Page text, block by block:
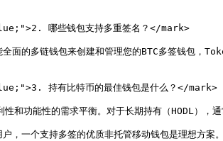
哪些钱包支持多重签名？</mark>
面的多链钱包来创建和管理您的BTC多签钱包，
持有比特币的最佳钱包是什么？</mark>
和功能性的需求平衡。对于长期持有（HODL），
，一个支持多签的优质非托管移动钱包是理想方